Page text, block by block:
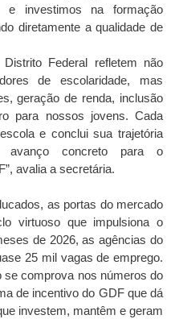
e investimos na formação
diretamente a qualidade de
Federal refletem não
de escolaridade, mas
geração de renda, inclusão
para nossos jovens. Cada
e conclui sua trajetória
avanço concreto para o
avalia a secretária.
as portas do mercado
virtuoso que impulsiona o
de 2026, as agências do
25 mil vagas de emprego.
se comprova nos números do
de incentivo do GDF que dá
investem, mantêm e geram